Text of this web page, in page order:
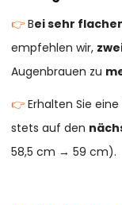
👉Bei sehr
empfehlen wir,
Augenbrauen zu
👉Erhalten Sie eine
stets auf den
58,5 cm → 59 cm).